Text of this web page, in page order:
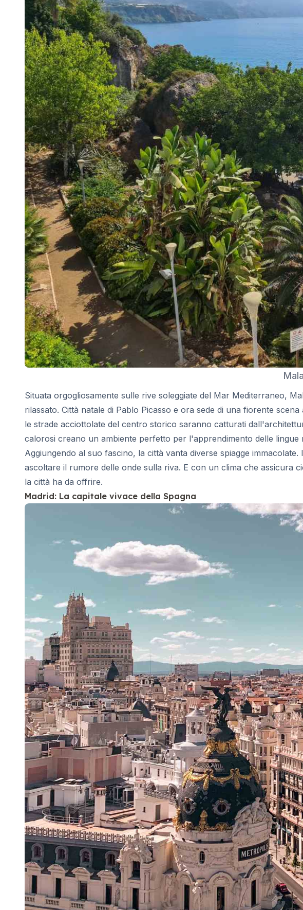
Preparazione all'esame SIELE
Campi estivi
Destinazioni
Barcellona
Campo estivo
Giovani adulti
Madrid
Campo estivo
Giovani adulti
Malaga
Campo estivo
Giovani adulti
Costa Rica
Campo estivo
Programmi per età
Campi estivi (12-17 anni)
Barcellona
Madrid
Malaga
Costa Rica
Giovani adulti (16-20 anni)
Barcellona
Madrid
Malaga
Situata orgogliosamente sulle rive soleggiate del Mar Mediterraneo,
rilassato. Città natale di Pablo Picasso e ora sede di una fiorente
le strade acciottolate del centro storico saranno catturati
calorosi creano un ambiente perfetto per l'apprendimento delle lingue
Aggiungendo al suo fascino, la città vanta diverse spiagge
ascoltare il rumore delle onde sulla riva. E con un clima che assicura
la città ha da offrire.
Madrid: La capitale vivace della Spagna